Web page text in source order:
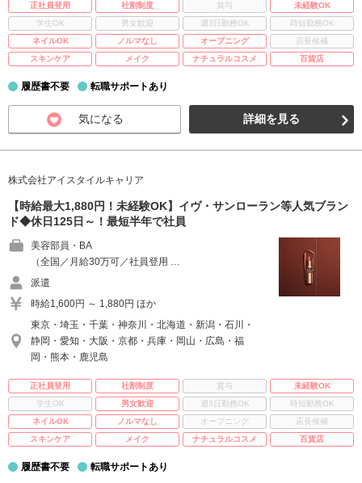
正社員登用 社割制度 賞与
未経験OK
学生OK
男女歓迎 週3日勤務OK
時短勤務OK
ネイルOK
ノルマなし オープニング
店長候補
スキンケア
メイク ナチュラルコスメ 百貨店
履歴書不要 転職サポートあり
気になる 詳細を見る
株式会社アイスタイルキャリア
【時給最大1,880円！未経験OK】イヴ・サンローラン等人気ブラン
ド◆休日125日～！最短半年で社員
美容部員・BA
（全国／月給30万可／社員登用 …
派遣
時給1,600円 ～ 1,880円 ほか
東京・埼玉・千葉・神奈川・北海道・新潟・石川・
静岡・愛知・大阪・京都・兵庫・岡山・広島・福
岡・熊本・鹿児島
正社員登用 社割制度 賞与
未経験OK
学生OK
男女歓迎 週3日勤務OK
時短勤務OK
ネイルOK
ノルマなし オープニング
店長候補
スキンケア
メイク ナチュラルコスメ 百貨店
履歴書不要 転職サポートあり